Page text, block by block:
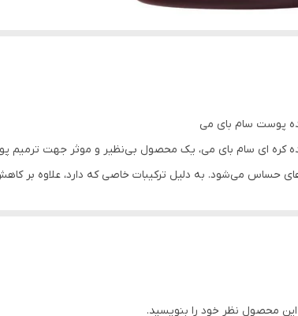
پوست سام بای می
حساس می‌شود. به دلیل ترکیبات خاصی که دارد، علاوه بر
زخم‌ها و جای جوش
این محصول نظر خود را بنویسید.